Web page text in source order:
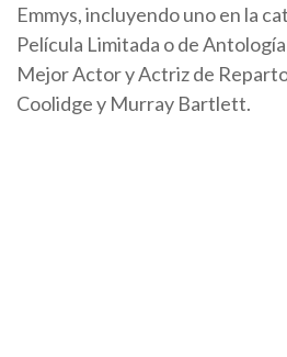
Emmys, incluyendo uno en la
Película Limitada o de
Mejor Actor y Actriz de
Coolidge y Murray Bartlett.